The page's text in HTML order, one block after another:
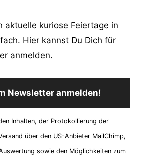
aktuelle kuriose Feiertage in
Hier kannst Du Dich für
anmelden.
Newsletter anmelden!
Inhalten, der Protokollierung der
über den US-Anbieter MailChimp,
sowie den Möglichkeiten zum